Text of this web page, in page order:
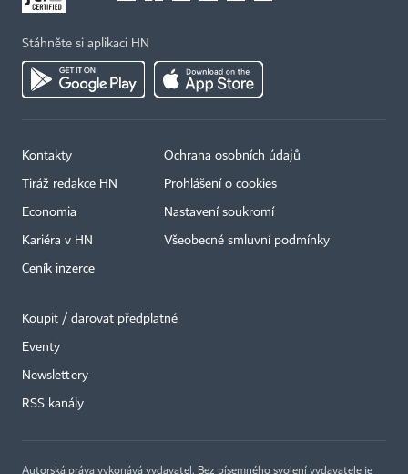
Stáhněte si aplikaci HN
Kontakty
Tiráž redakce HN
Economia
Kariéra v HN
Ceník inzerce
Ochrana osobních údajů
Prohlášení o cookies
Nastavení soukromí
Všeobecné smluvní podmínky
Koupit / darovat předplatné
Eventy
Newslettery
RSS kanály
Autorská práva vykonává vydavatel. Bez písemného svolení vydavatele je